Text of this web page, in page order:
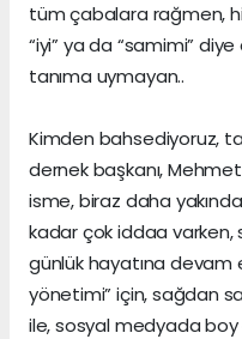
tüm çabalara rağmen,
“iyi” ya da “samimi”
tanıma uymayan..
Kimden bahsediyoruz,
dernek başkanı,
isme, biraz daha
kadar çok iddaa varken,
günlük hayatına devam
yönetimi” için, sağdan
ile, sosyal medyada